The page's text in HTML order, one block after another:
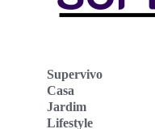
Supervivo
Casa
Jardim
Lifestyle